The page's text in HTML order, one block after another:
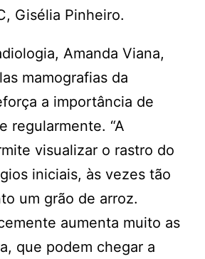
Gisélia Pinheiro.
Amanda Viana,
mamografias da
a importância de
regularmente. “A
visualizar o rastro do
iniciais, às vezes tão
um grão de arroz.
aumenta muito as
que podem chegar a